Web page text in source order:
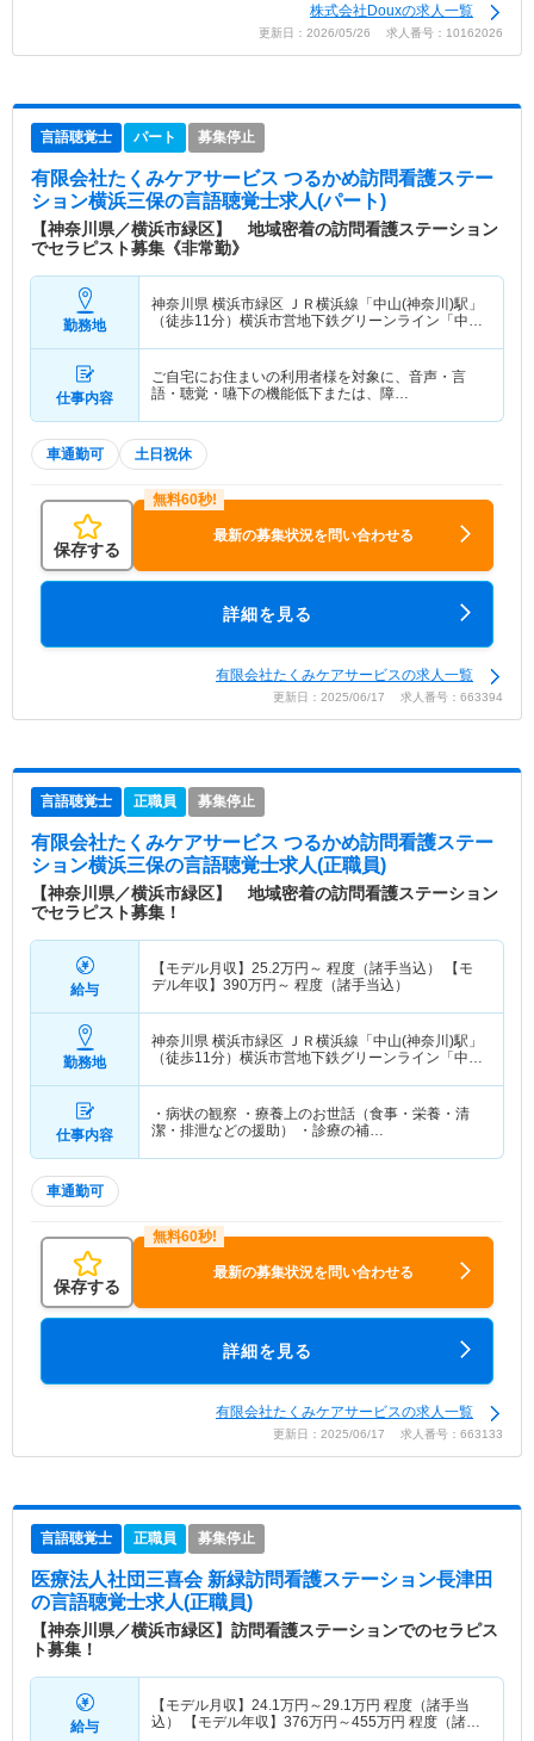
株式会社Douxの求人一覧
更新日：2026/05/26 求人番号：10162026
言語聴覚士 パート 募集停止
有限会社たくみケアサービス つるかめ訪問看護ステー
ション横浜三保の言語聴覚士求人(パート)
【神奈川県／横浜市緑区】 地域密着の訪問看護ステーション
でセラピスト募集《非常勤》
勤務地
神奈川県 横浜市緑区 ＪＲ横浜線「中山(神奈川)駅」
（徒歩11分）横浜市営地下鉄グリーンライン「中山
仕事内容
ご自宅にお住まいの利用者様を対象に、音声・言
語・聴覚・嚥下の機能低下または、障…
車通勤可 土日祝休
保存する
最新の募集状況を問い合わせる
詳細を見る
有限会社たくみケアサービスの求人一覧
更新日：2025/06/17 求人番号：663394
言語聴覚士 正職員 募集停止
有限会社たくみケアサービス つるかめ訪問看護ステー
ション横浜三保の言語聴覚士求人(正職員)
【神奈川県／横浜市緑区】 地域密着の訪問看護ステーション
でセラピスト募集！
給与
【モデル月収】 25.2万円～ 程度（諸手当込） 【モ
デル年収】 390万円～ 程度（諸手当込）
勤務地
神奈川県 横浜市緑区 ＪＲ横浜線「中山(神奈川)駅」
（徒歩11分）横浜市営地下鉄グリーンライン「中山
仕事内容
・病状の観察 ・療養上のお世話（食事・栄養・清
潔・排泄などの援助） ・診療の補…
車通勤可
保存する
最新の募集状況を問い合わせる
詳細を見る
有限会社たくみケアサービスの求人一覧
更新日：2025/06/17 求人番号：663133
言語聴覚士 正職員 募集停止
医療法人社団三喜会 新緑訪問看護ステーション長津田
の言語聴覚士求人(正職員)
【神奈川県／横浜市緑区】訪問看護ステーションでのセラピス
ト募集！
給与
【モデル月収】 24.1万円～29.1万円 程度（諸手当
込） 【モデル年収】 376万円～455万円 程度（諸手